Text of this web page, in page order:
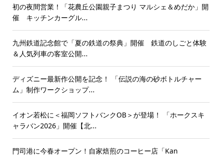
初の夜間営業！「花農丘公園親子まつり マルシェ＆めだか」開
催 キッチンカーグル...
九州鉄道記念館で「夏の鉄道の祭典」開催 鉄道のしごと体験
＆人気列車の客室公開...
ディズニー最新作公開を記念！ 「伝説の海の砂ボトルチャー
ム」制作ワークショップ...
イオン若松に＜福岡ソフトバンクOB＞が登場！ 「ホークスキ
ャラバン2026」開催【北...
門司港に今春オープン！自家焙煎のコーヒー店「Kan